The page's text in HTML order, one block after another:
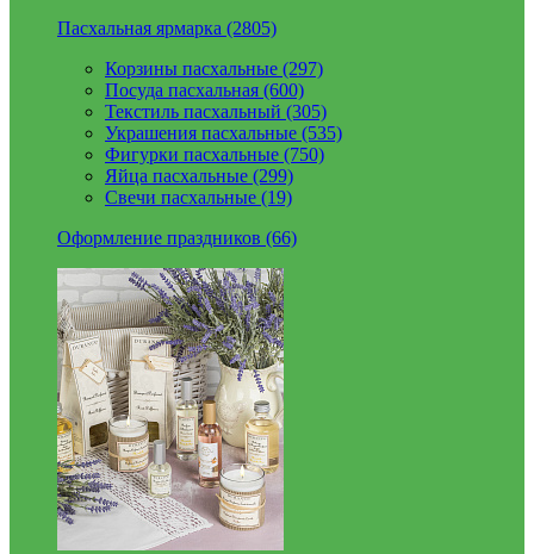
Пасхальная ярмарка (2805)
Корзины пасхальные (297)
Посуда пасхальная (600)
Текстиль пасхальный (305)
Украшения пасхальные (535)
Фигурки пасхальные (750)
Яйца пасхальные (299)
Свечи пасхальные (19)
Оформление праздников (66)